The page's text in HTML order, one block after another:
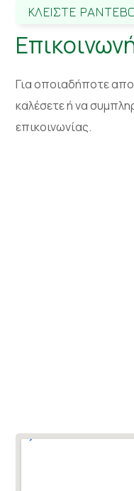
ΚΛΕΙΣΤΕ
Για οποιαδήποτε
καλέσετε ή να
επικοινωνίας.